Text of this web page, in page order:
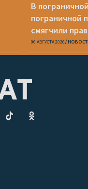
В
пограничной
смягчили
06 АВГУСТА 2026